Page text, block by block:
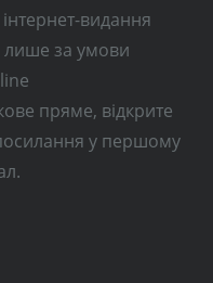
видання
лише за умови
пряме, відкрите
у першому